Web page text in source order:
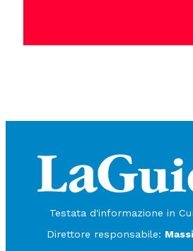
Testata d'informazione in
Direttore responsabile: